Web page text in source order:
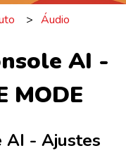
Áudio
AI -
MODE
AI - Ajustes